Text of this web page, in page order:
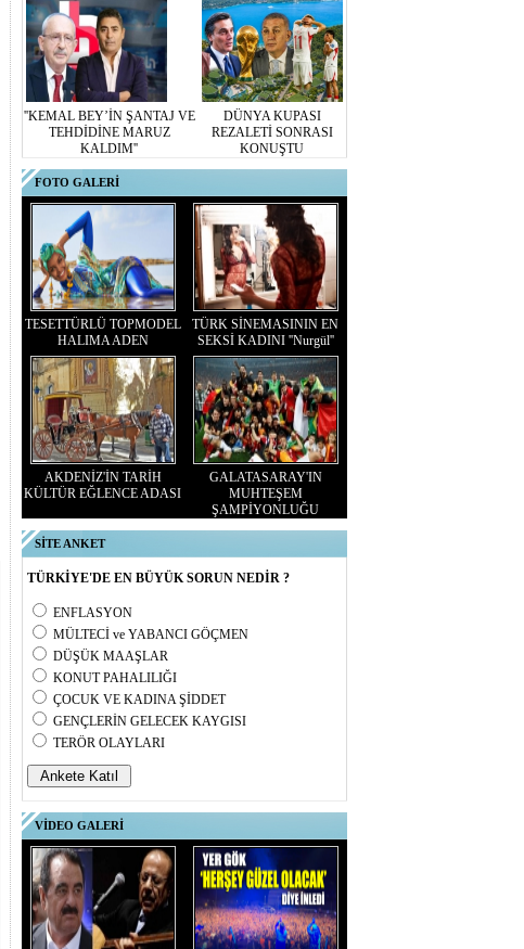
''KEMAL BEY’İN ŞANTAJ VE
TEHDİDİNE MARUZ
KALDIM''
DÜNYA KUPASI
REZALETİ SONRASI
KONUŞTU
FOTO GALERİ
TESETTÜRLÜ TOPMODEL
HALIMA ADEN
TÜRK SİNEMASININ EN
SEKSİ KADINI ''Nurgül''
AKDENİZ'İN TARİH
KÜLTÜR EĞLENCE ADASI
GALATASARAY'IN
MUHTEŞEM
ŞAMPİYONLUĞU
SİTE ANKET
TÜRKİYE'DE EN BÜYÜK SORUN NEDİR ?
ENFLASYON
MÜLTECİ ve YABANCI GÖÇMEN
DÜŞÜK MAAŞLAR
KONUT PAHALILIĞI
ÇOCUK VE KADINA ŞİDDET
GENÇLERİN GELECEK KAYGISI
TERÖR OLAYLARI
VİDEO GALERİ